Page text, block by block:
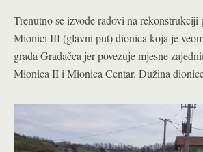
Trenutno se izvode radovi na rekonstrukciji
Mionici III (glavni put) dionica koja je
grada Gradačca jer povezuje mjesne
Mionica II i Mionica Centar. Dužina